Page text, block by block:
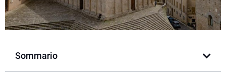
Sommario